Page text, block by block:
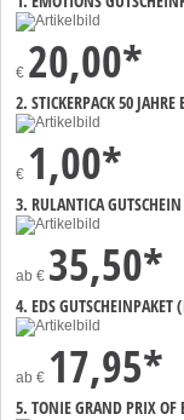
€ 20,00*
2. STICKERPACK 50
€ 1,00*
3. RULANTICA
ab € 35,50*
4. EDS GUTSCHEINPAKET
ab € 17,95*
5. TONIE GRAND PRIX OF